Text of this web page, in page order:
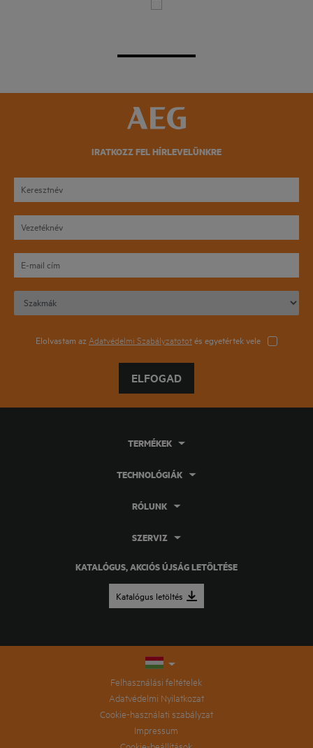
IRATKOZZ FEL HÍRLEVELÜNKRE
Elolvastam az Adatvédelmi Szabályzatototés egyetértek vele
ELFOGAD
KATALÓGUS, AKCIÓS ÚJSÁG LETÖLTÉSE
Katalógus letöltés
TERMÉKEK
TECHNOLÓGIÁK
RÓLUNK
SZERVIZ
Felhasználási feltételek
Adatvédelmi Nyilatkozat
Cookie-használati szabályzat
Impressum